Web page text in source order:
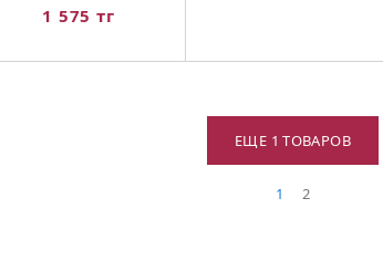
1 575 тг
ЕЩЕ 1 ТОВАРОВ
1 2